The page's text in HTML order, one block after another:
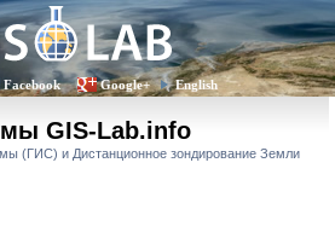
Facebook Google+ English
GIS-Lab.info
(ГИС) и Дистанционное зондирование Земли